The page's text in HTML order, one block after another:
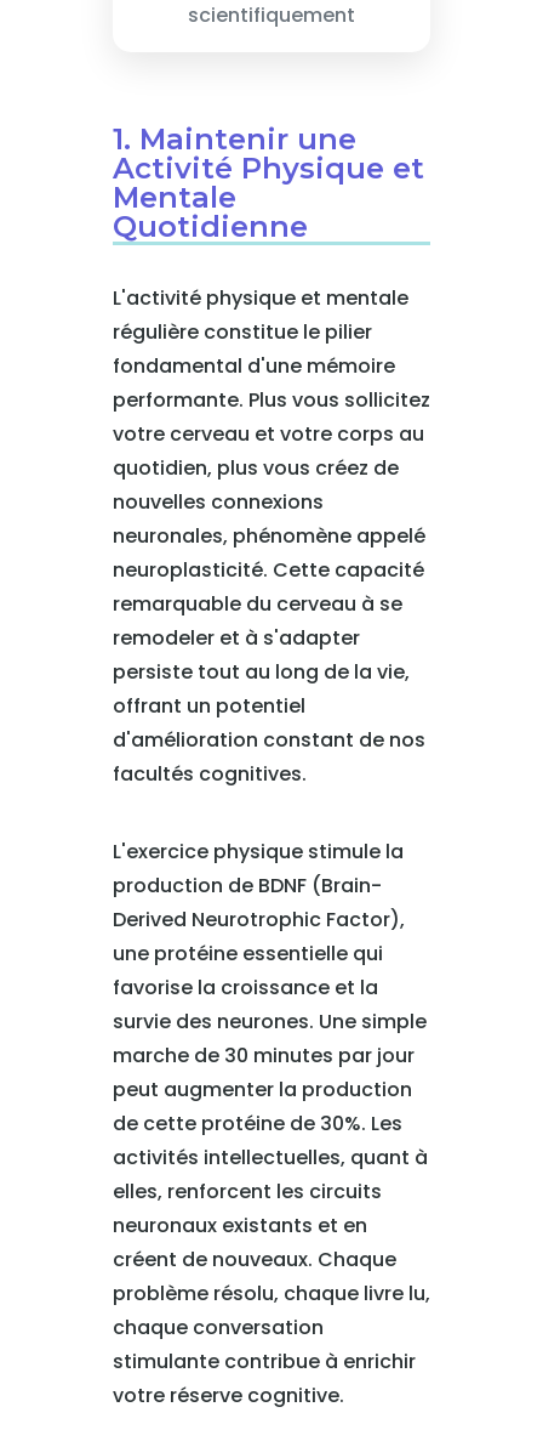
scientifiquement
1. Maintenir une
Activité Physique et
Mentale
Quotidienne
L'activité physique et mentale
régulière constitue le pilier
fondamental d'une mémoire
performante. Plus vous sollicitez
votre cerveau et votre corps au
quotidien, plus vous créez de
nouvelles connexions
neuronales, phénomène appelé
neuroplasticité. Cette capacité
remarquable du cerveau à se
remodeler et à s'adapter
persiste tout au long de la vie,
offrant un potentiel
d'amélioration constant de nos
facultés cognitives.
L'exercice physique stimule la
production de BDNF (Brain-
Derived Neurotrophic Factor),
une protéine essentielle qui
favorise la croissance et la
survie des neurones. Une simple
marche de 30 minutes par jour
peut augmenter la production
de cette protéine de 30%. Les
activités intellectuelles, quant à
elles, renforcent les circuits
neuronaux existants et en
créent de nouveaux. Chaque
problème résolu, chaque livre lu,
chaque conversation
stimulante contribue à enrichir
votre réserve cognitive.